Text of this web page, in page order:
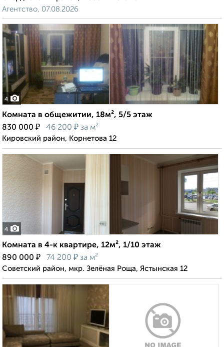
Агентство, 07.08.2026
4
Комната в общежитии, 18м², 5/5 этаж
830 000 ₽ 46 200 ₽ за м²
Кировский район, Корнетова 12
4
Комната в 4-к квартире, 12м², 1/10 этаж
890 000 ₽ 74 200 ₽ за м²
Советский район, мкр. Зелёная Роща, Ястынская 12